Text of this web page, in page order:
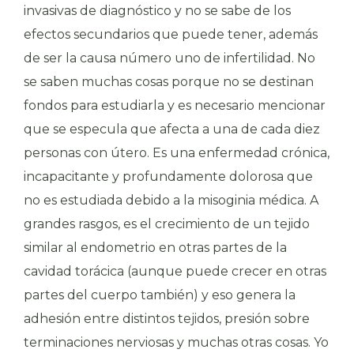
invasivas de diagnóstico y no se sabe de los
efectos secundarios que puede tener, además
de ser la causa número uno de infertilidad. No
se saben muchas cosas porque no se destinan
fondos para estudiarla y es necesario mencionar
que se especula que afecta a una de cada diez
personas con útero. Es una enfermedad crónica,
incapacitante y profundamente dolorosa que
no es estudiada debido a la misoginia médica. A
grandes rasgos, es el crecimiento de un tejido
similar al endometrio en otras partes de la
cavidad torácica (aunque puede crecer en otras
partes del cuerpo también) y eso genera la
adhesión entre distintos tejidos, presión sobre
terminaciones nerviosas y muchas otras cosas. Yo